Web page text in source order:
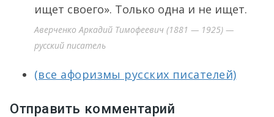
ищет своего». Только одна и не ищет.
Аверченко Аркадий Тимофеевич (1881 — 1925) —
русский писатель
(все афоризмы русских писателей)
Отправить комментарий